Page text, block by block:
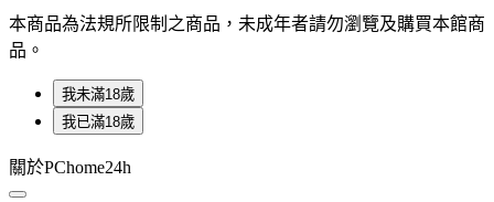
本商品為法規所限制之商品，未成年者請勿瀏覽及購買本館商
品。
我未滿18歲
我已滿18歲
關於PChome24h